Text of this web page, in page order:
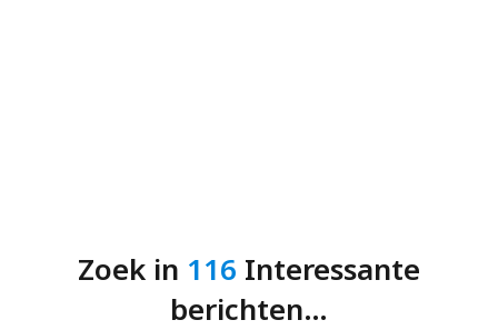
Zoek in 116 Interessante
berichten…